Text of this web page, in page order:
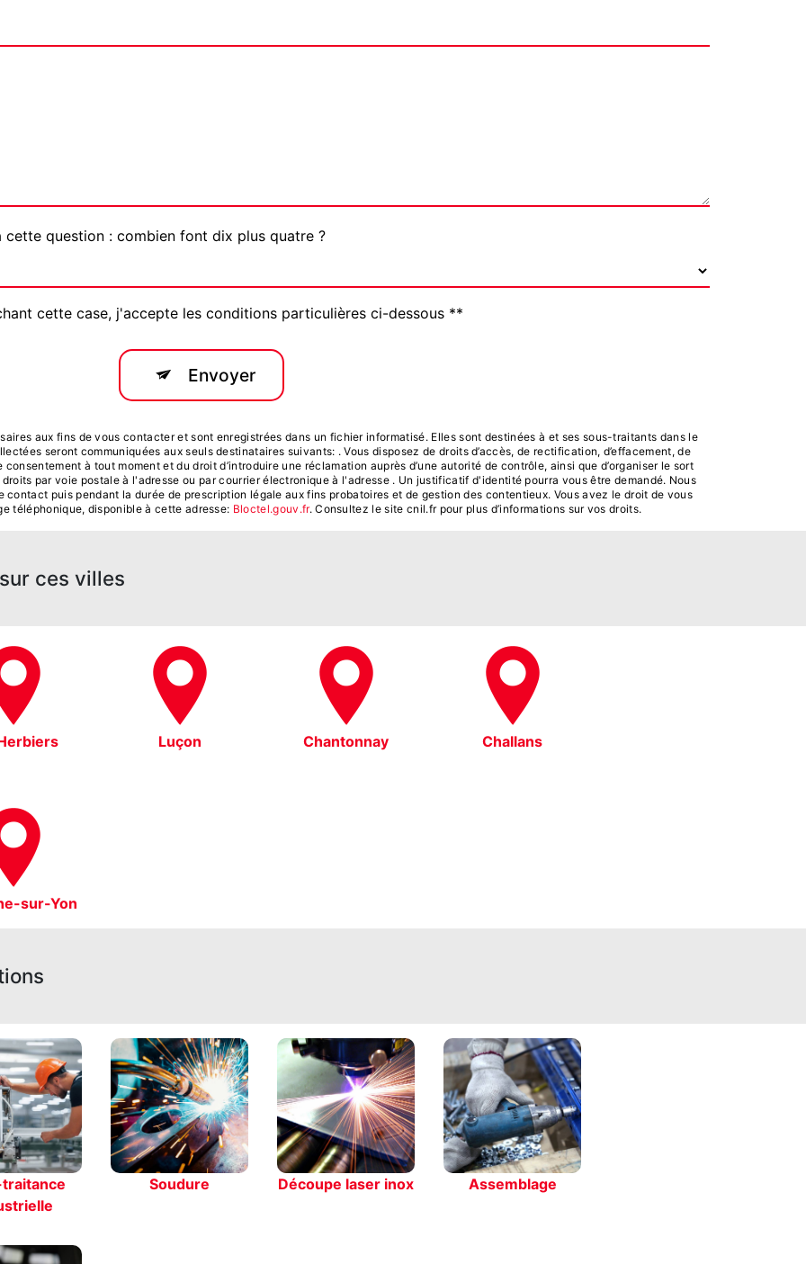
question : combien font dix plus quatre ?
cette case, j'accepte les conditions particulières ci-dessous **
Envoyer
aux fins de vous contacter et sont enregistrées dans un fichier informatisé. Elles sont destinées à et ses sous-traitants dans le
seront communiquées aux seuls destinataires suivants: . Vous disposez de droits d’accès, de rectification, d’effacement, de
à tout moment et du droit d’introduire une réclamation auprès d’une autorité de contrôle, ainsi que d’organiser le sort
par voie postale à l'adresse ou par courrier électronique à l'adresse . Un justificatif d'identité pourra vous être demandé. Nous
puis pendant la durée de prescription légale aux fins probatoires et de gestion des contentieux. Vous avez le droit de vous
téléphonique, disponible à cette adresse: Bloctel.gouv.fr. Consultez le site cnil.fr pour plus d’informations sur vos droits.
ces villes
Luçon Chantonnay Challans
sur-Yon
Soudure Découpe laser inox Assemblage